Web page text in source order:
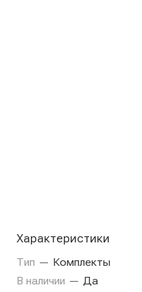
Характеристики
Тип — Комплекты
В наличии — Да